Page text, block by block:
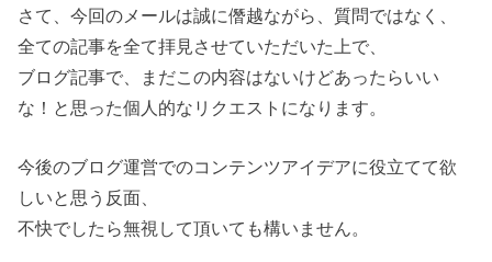
さて、今回のメールは誠に僭越ながら、質問ではなく、
全ての記事を全て拝見させていただいた上で、
ブログ記事で、まだこの内容はないけどあったらいい
な！と思った個人的なリクエストになります。
今後のブログ運営でのコンテンツアイデアに役立てて欲
しいと思う反面、
不快でしたら無視して頂いても構いません。